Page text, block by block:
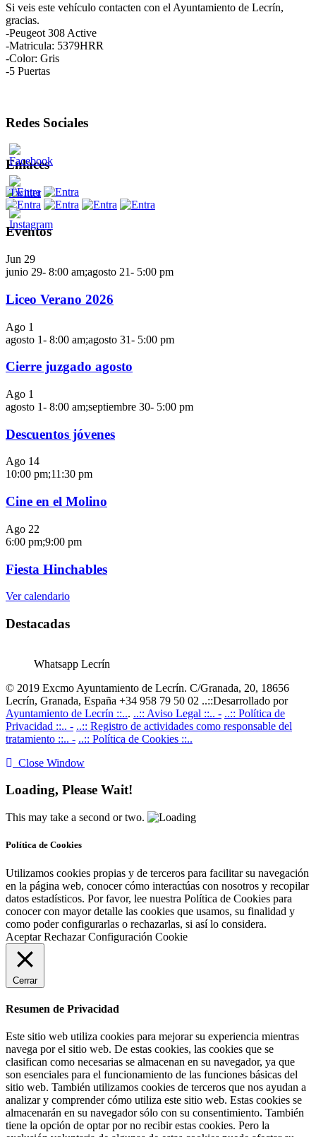
Si veis este vehículo contacten con el Ayuntamiento de Lecrín,
gracias.
-Peugeot 308 Active
-Matricula: 5379HRR
-Color: Gris
-5 Puertas
Redes Sociales
Enlaces
Eventos
Jun 29
junio 29- 8:00 am;agosto 21- 5:00 pm
Liceo Verano 2026
Ago 1
agosto 1- 8:00 am;agosto 31- 5:00 pm
Cierre juzgado agosto
Ago 1
agosto 1- 8:00 am;septiembre 30- 5:00 pm
Descuentos jóvenes
Ago 14
10:00 pm;11:30 pm
Cine en el Molino
Ago 22
6:00 pm;9:00 pm
Fiesta Hinchables
Ver calendario
Destacadas
Whatsapp Lecrín
© 2019 Excmo Ayuntamiento de Lecrín. C/Granada, 20, 18656
Lecrín, Granada, España +34 958 79 50 02 ..::Desarrollado por
Ayuntamiento de Lecrín ::... ..:: Aviso Legal ::.. - ..:: Política de
Privacidad ::.. - ..:: Registro de actividades como responsable del
tratamiento ::.. - ..:: Política de Cookies ::..
Close Window
Loading, Please Wait!
This may take a second or two.
Política de Cookies
Utilizamos cookies propias y de terceros para facilitar su navegación
en la página web, conocer cómo interactúas con nosotros y recopilar
datos estadísticos. Por favor, lee nuestra Política de Cookies para
conocer con mayor detalle las cookies que usamos, su finalidad y
como poder configurarlas o rechazarlas, si así lo considera.
Aceptar Rechazar Configuración Cookie
Cerrar
Resumen de Privacidad
Este sitio web utiliza cookies para mejorar su experiencia mientras
navega por el sitio web. De estas cookies, las cookies que se
clasifican como necesarias se almacenan en su navegador, ya que
son esenciales para el funcionamiento de las funciones básicas del
sitio web. También utilizamos cookies de terceros que nos ayudan a
analizar y comprender cómo utiliza este sitio web. Estas cookies se
almacenarán en su navegador sólo con su consentimiento. También
tiene la opción de optar por no recibir estas cookies. Pero la